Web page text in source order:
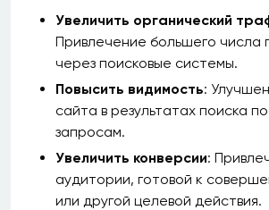
Увеличить органический
Привлечение большего числа
через поисковые системы.
Повысить видимость:
сайта в результатах поиска
запросам.
Увеличить конверсии:
аудитории, готовой к
или другой целевой действия.